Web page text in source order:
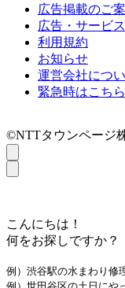
広告掲載のご
広告・サービ
利用規約
お知らせ
運営会社につ
緊急時はこちら
©NTTタウンページ
こんにちは！
何をお探しですか？
例）渋谷駅の水まわり修
例）世田谷区の土日にや